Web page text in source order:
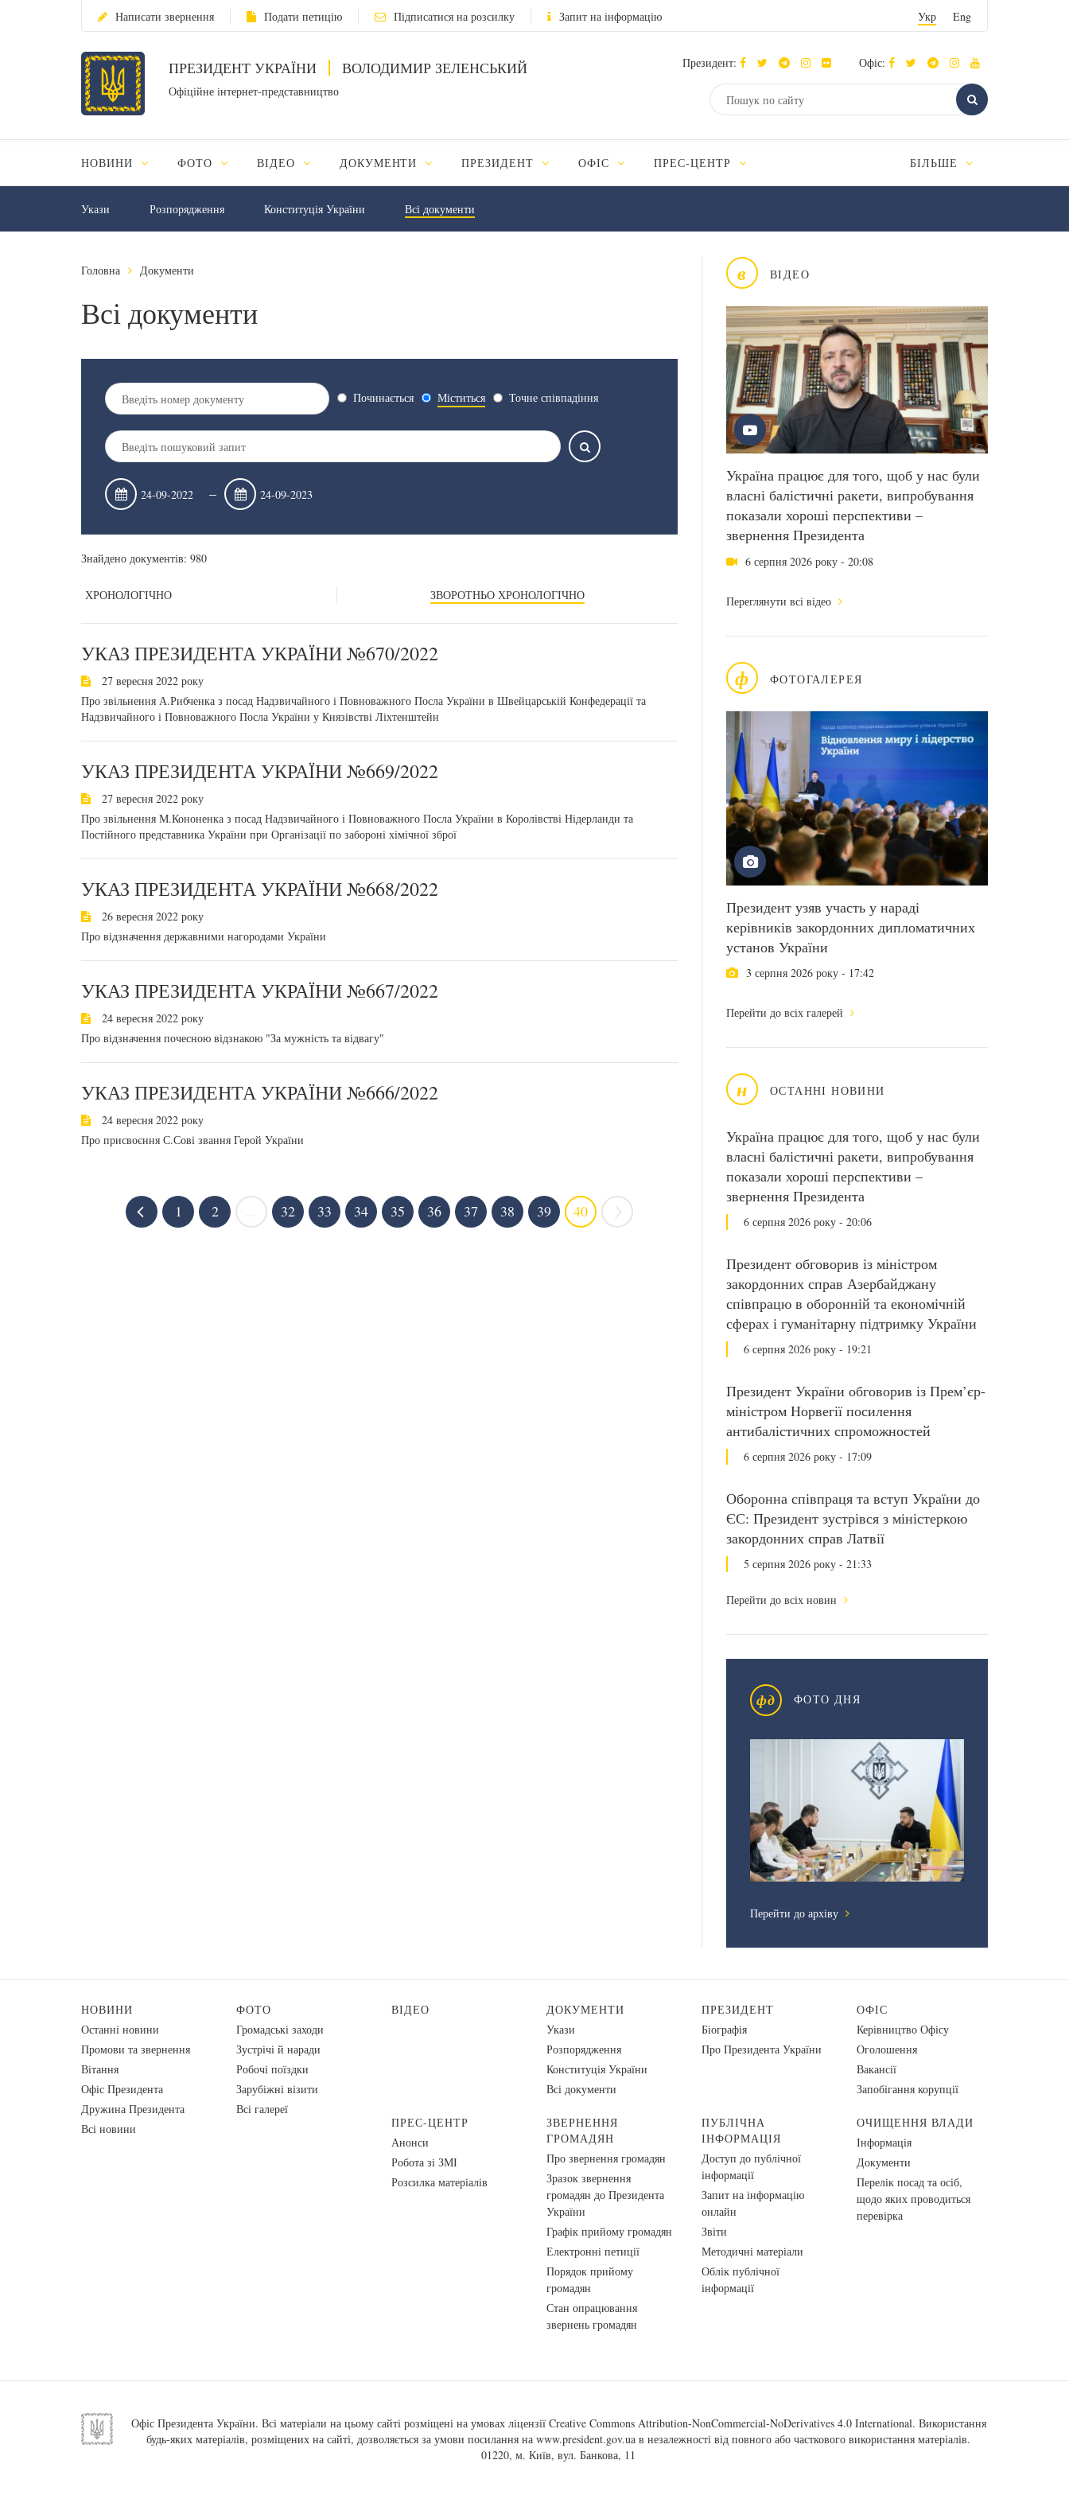
Написати звернення Подати петицію Підписатися на розсилку Запит на інформацію Укр Eng
ПРЕЗИДЕНТ УКРАЇНИ ВОЛОДИМИР ЗЕЛЕНСЬКИЙ
Офіційне інтернет-представництво
Президент: Офіс:
НОВИНИ ФОТО ВІДЕО ДОКУМЕНТИ ПРЕЗИДЕНТ ОФІС ПРЕС-ЦЕНТР БІЛЬШЕ
Укази Розпорядження Конституція України Всі документи
в ВІДЕО
Україна працює для того, щоб у нас були
власні балістичні ракети, випробування
показали хороші перспективи –
звернення Президента
6 серпня 2026 року - 20:08
Переглянути всі відео
ф ФОТОГАЛЕРЕЯ
Президент узяв участь у нараді
керівників закордонних дипломатичних
установ України
3 серпня 2026 року - 17:42
Перейти до всіх галерей
н ОСТАННІ НОВИНИ
Україна працює для того, щоб у нас були
власні балістичні ракети, випробування
показали хороші перспективи –
звернення Президента
6 серпня 2026 року - 20:06
Президент обговорив із міністром
закордонних справ Азербайджану
співпрацю в оборонній та економічній
сферах і гуманітарну підтримку України
6 серпня 2026 року - 19:21
Президент України обговорив із Прем’єр-
міністром Норвегії посилення
антибалістичних спроможностей
6 серпня 2026 року - 17:09
Оборонна співпраця та вступ України до
ЄС: Президент зустрівся з міністеркою
закордонних справ Латвії
5 серпня 2026 року - 21:33
Перейти до всіх новин
фд ФОТО ДНЯ
Перейти до архіву
Головна Документи
Всі документи
Починається Міститься Точне співпадіння
–
Знайдено документів: 980
ХРОНОЛОГІЧНО ЗВОРОТНЬО ХРОНОЛОГІЧНО
УКАЗ ПРЕЗИДЕНТА УКРАЇНИ №670/2022
27 вересня 2022 року
Про звільнення А.Рибченка з посад Надзвичайного і Повноважного Посла України в Швейцарській Конфедерації та
Надзвичайного і Повноважного Посла України у Князівстві Ліхтенштейн
УКАЗ ПРЕЗИДЕНТА УКРАЇНИ №669/2022
27 вересня 2022 року
Про звільнення М.Кононенка з посад Надзвичайного і Повноважного Посла України в Королівстві Нідерланди та
Постійного представника України при Організації по забороні хімічної зброї
УКАЗ ПРЕЗИДЕНТА УКРАЇНИ №668/2022
26 вересня 2022 року
Про відзначення державними нагородами України
УКАЗ ПРЕЗИДЕНТА УКРАЇНИ №667/2022
24 вересня 2022 року
Про відзначення почесною відзнакою "За мужність та відвагу"
УКАЗ ПРЕЗИДЕНТА УКРАЇНИ №666/2022
24 вересня 2022 року
Про присвоєння С.Сові звання Герой України
1 2 32 33 34 35 36 37 38 39 40
НОВИНИ
Останні новини
Промови та звернення
Вiтання
Офіс Президента
Дружина Президента
Всі новини
ФОТО
Громадські заходи
Зустрічі й наради
Робочі поїздки
Зарубіжні візити
Всі галереї
ВІДЕО
ДОКУМЕНТИ
Укази
Розпорядження
Конституція України
Всі документи
ПРЕЗИДЕНТ
Біографія
Про Президента України
ОФІС
Керівництво Офісу
Оголошення
Вакансії
Запобігання корупції
ПРЕС-ЦЕНТР
Анонси
Робота зі ЗМІ
Розсилка матеріалів
ЗВЕРНЕННЯ
ГРОМАДЯН
Про звернення громадян
Зразок звернення
громадян до Президента
України
Графік прийому громадян
Електронні петиції
Порядок прийому
громадян
Стан опрацювання
звернень громадян
ПУБЛІЧНА
ІНФОРМАЦІЯ
Доступ до публічної
інформації
Запит на інформацію
онлайн
Звіти
Методичні матеріали
Облік публічної
інформації
ОЧИЩЕННЯ ВЛАДИ
Інформація
Документи
Перелік посад та осіб,
щодо яких проводиться
перевірка
Офіс Президента України. Всі матеріали на цьому сайті розміщені на умовах ліцензії Creative Commons Attribution-NonCommercial-NoDerivatives 4.0 International. Використання
будь-яких матеріалів, розміщених на сайті, дозволяється за умови посилання на www.president.gov.ua в незалежності від повного або часткового використання матеріалів.
01220, м. Київ, вул. Банкова, 11